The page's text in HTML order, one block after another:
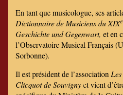
En tant que musicologue, ses
Dictionnaire de Musiciens du XIXe
Geschichte und Gegenwart, et en
l’Observatoire Musical Français
Sorbonne).
Il est président de l’association
Clicquot de Souvignyet vient